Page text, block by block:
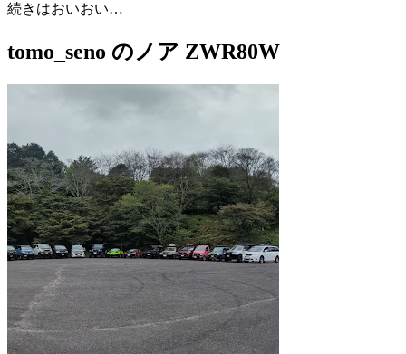
続きはおいおい…
tomo_seno のノア ZWR80W